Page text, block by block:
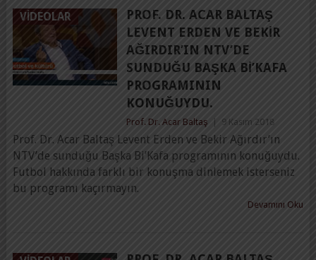
VIDEOLAR
PROF. DR. ACAR BALTAŞ
LEVENT ERDEN VE BEKIR
AĞIRDIR’IN NTV’DE
SUNDUĞU BAŞKA BI’KAFA
PROGRAMININ
KONUĞUYDU.
Prof. Dr. Acar Baltaş 9 Kasım 2018
Prof. Dr. Acar Baltaş Levent Erden ve Bekir Ağırdır’ın
NTV’de sunduğu Başka Bi’Kafa programının konuğuydu.
Futbol hakkında farklı bir konuşma dinlemek isterseniz
bu programı kaçırmayın.
Devamını Oku